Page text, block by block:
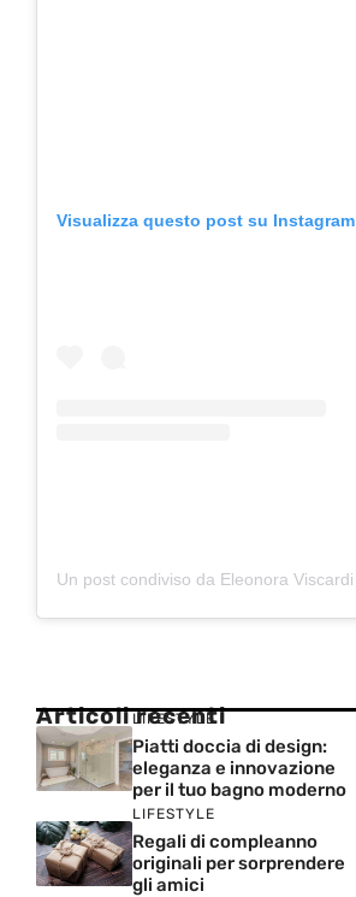
Visualizza questo post su Instagram
Articoli recenti
LIFESTYLE
Piatti doccia di design:
eleganza e innovazione
per il tuo bagno moderno
LIFESTYLE
Regali di compleanno
originali per sorprendere
gli amici